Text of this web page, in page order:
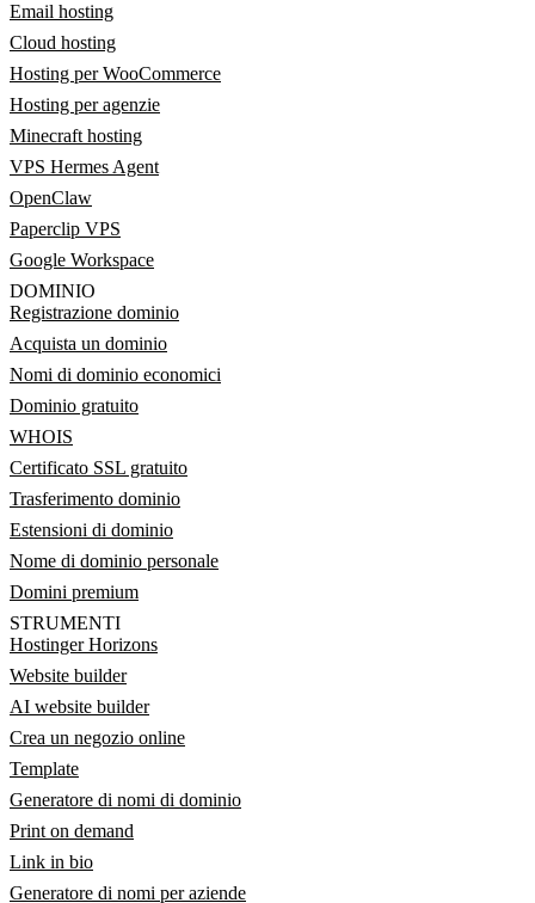
Email hosting
Cloud hosting
Hosting per WooCommerce
Hosting per agenzie
Minecraft hosting
VPS Hermes Agent
OpenClaw
Paperclip VPS
Google Workspace
DOMINIO
Registrazione dominio
Acquista un dominio
Nomi di dominio economici
Dominio gratuito
WHOIS
Certificato SSL gratuito
Trasferimento dominio
Estensioni di dominio
Nome di dominio personale
Domini premium
STRUMENTI
Hostinger Horizons
Website builder
AI website builder
Crea un negozio online
Template
Generatore di nomi di dominio
Print on demand
Link in bio
Generatore di nomi per aziende